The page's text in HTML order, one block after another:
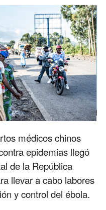
médicos chinos
epidemias llegó
de la República
llevar a cabo labores
y control del ébola.